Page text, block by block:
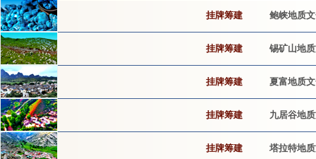
挂牌筹建 鲍峡地质
挂牌筹建 锡矿山地
挂牌筹建 夏富地质
挂牌筹建 九居谷地
挂牌筹建 塔拉特地